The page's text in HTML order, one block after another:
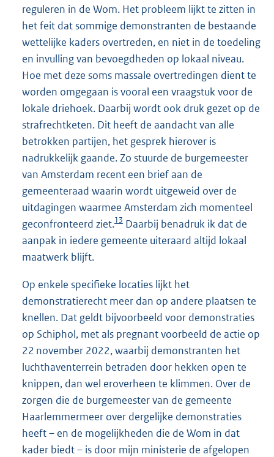
reguleren in de Wom. Het probleem lijkt te zitten in
het feit dat sommige demonstranten de bestaande
wettelijke kaders overtreden, en niet in de toedeling
en invulling van bevoegdheden op lokaal niveau.
Hoe met deze soms massale overtredingen dient te
worden omgegaan is vooral een vraagstuk voor de
lokale driehoek. Daarbij wordt ook druk gezet op de
strafrechtketen. Dit heeft de aandacht van alle
betrokken partijen, het gesprek hierover is
nadrukkelijk gaande. Zo stuurde de burgemeester
van Amsterdam recent een brief aan de
gemeenteraad waarin wordt uitgeweid over de
uitdagingen waarmee Amsterdam zich momenteel
geconfronteerd ziet.13 Daarbij benadruk ik dat de
aanpak in iedere gemeente uiteraard altijd lokaal
maatwerk blijft.
Op enkele specifieke locaties lijkt het
demonstratierecht meer dan op andere plaatsen te
knellen. Dat geldt bijvoorbeeld voor demonstraties
op Schiphol, met als pregnant voorbeeld de actie op
22 november 2022, waarbij demonstranten het
luchthaventerrein betraden door hekken open te
knippen, dan wel eroverheen te klimmen. Over de
zorgen die de burgemeester van de gemeente
Haarlemmermeer over dergelijke demonstraties
heeft – en de mogelijkheden die de Wom in dat
kader biedt – is door mijn ministerie de afgelopen